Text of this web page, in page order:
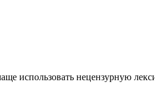
использовать нецензурную